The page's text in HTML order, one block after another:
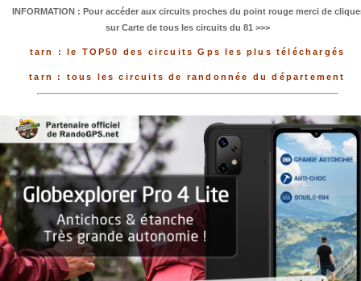
INFORMATION : Pour accéder aux circuits proches du point rouge merci de
sur Carte de tous les circuits du 81 >>>
tarn : le TOP50 des circuits Gps les plus téléchargés
tarn : tous les circuits de randonnée du département